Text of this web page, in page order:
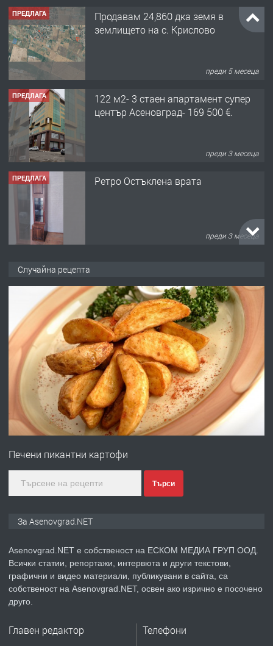
ПРЕДЛАГА
Продавам 24,860 дка земя в
землището на с. Крислово
преди 5 месеца
ПРЕДЛАГА
122 м2- 3 стаен апартамент супер
център Асеновград- 169 500 €.
преди 3 месеца
ПРЕДЛАГА Ретро Остъклена врата
преди 3 месеца
преди 10 месеца
ПРЕДЛАГА
Професионална броячна машина -
със сертификат от ЕЦБ
преди 1 година
ПРЕДЛАГА
Професионална зеленчукорезачка
преди 2 години
ПРЕДЛАГА
Давам индивидуалани уроци по
Случайна рецепта
Печени пикантни картофи
Търси
За Asenovgrad.NET
Asenovgrad.NET е собственост на ЕСКОМ МЕДИА ГРУП ООД.
Всички статии, репортажи, интервюта и други текстови,
графични и видео материали, публикувани в сайта, са
собственост на Asenovgrad.NET, освен ако изрично е посочено
друго.
Главен редактор Телефони